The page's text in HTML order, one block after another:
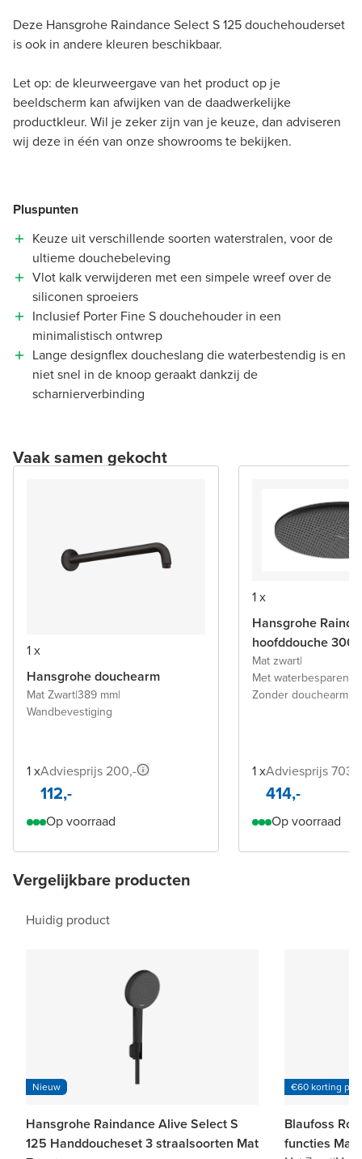
Deze Hansgrohe Raindance Select S 125 douchehouderset
is ook in andere kleuren beschikbaar.
Let op: de kleurweergave van het product op je
beeldscherm kan afwijken van de daadwerkelijke
productkleur. Wil je zeker zijn van je keuze, dan adviseren
wij deze in één van onze showrooms te bekijken.
Pluspunten
Keuze uit verschillende soorten waterstralen, voor de
ultieme douchebeleving
Vlot kalk verwijderen met een simpele wreef over de
siliconen sproeiers
Inclusief Porter Fine S douchehouder in een
minimalistisch ontwrep
Lange designflex doucheslang die waterbestendig is en
niet snel in de knoop geraakt dankzij de
scharnierverbinding
Vaak samen gekocht
1 x
Hansgrohe douchearm
Mat Zwart|389 mm|
Wandbevestiging
1 xAdviesprijs 200,-
112,-
Op voorraad
1 x
Hansgrohe
hoofddouche 300
Mat zwart|
Met
Zonder douchearm
1 xAdviesprijs 703,-
414,-
Op voorraad
Vergelijkbare producten
Huidig product
Nieuw
Hansgrohe Raindance Alive Select S
125 Handdoucheset 3 straalsoorten Mat
€60 korting per
Blaufoss
functies Mat